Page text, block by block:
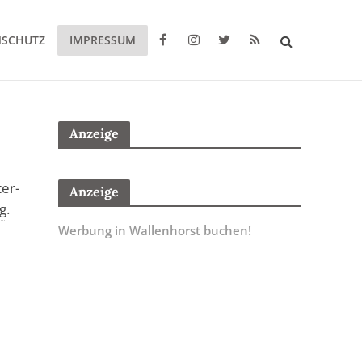
IMPRESSUM
.
Anzeige
Anzeige
Werbung in Wallenhorst buchen!